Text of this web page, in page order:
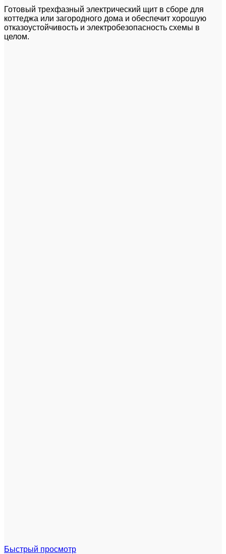
Готовый трехфазный электрический щит в сборе для
коттеджа или загородного дома и обеспечит хорошую
отказоустойчивость и электробезопасность схемы в
целом.
Быстрый просмотр